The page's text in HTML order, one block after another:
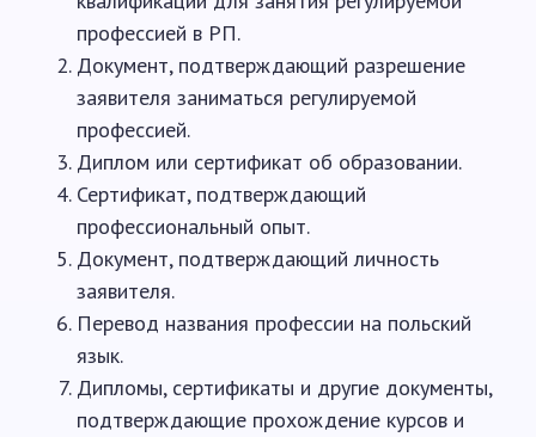
профессией в РП.
Документ, подтверждающий разрешение
заявителя заниматься регулируемой
профессией.
Диплом или сертификат об образовании.
Сертификат, подтверждающий
профессиональный опыт.
Документ, подтверждающий личность
заявителя.
Перевод названия профессии на польский
язык.
Дипломы, сертификаты и другие документы,
подтверждающие прохождение курсов и